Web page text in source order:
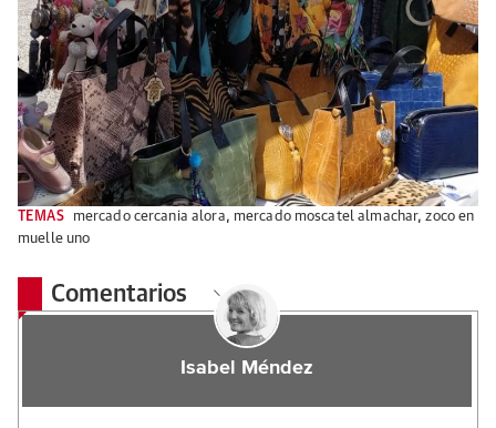
TEMAS mercado cercania alora, mercado moscatel almachar,zoco en
muelle uno
Comentarios
Isabel Méndez